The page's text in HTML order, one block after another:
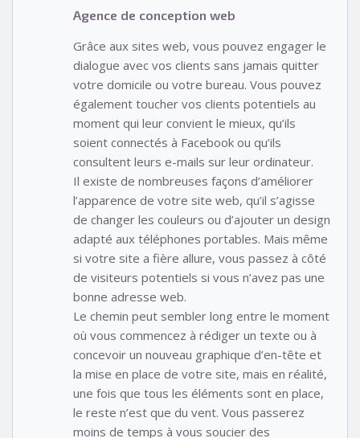
Agence de conception web
Grâce aux sites web, vous pouvez engager le
dialogue avec vos clients sans jamais quitter
votre domicile ou votre bureau. Vous pouvez
également toucher vos clients potentiels au
moment qui leur convient le mieux, qu’ils
soient connectés à Facebook ou qu’ils
consultent leurs e-mails sur leur ordinateur.
Il existe de nombreuses façons d’améliorer
l’apparence de votre site web, qu’il s’agisse
de changer les couleurs ou d’ajouter un design
adapté aux téléphones portables. Mais même
si votre site a fière allure, vous passez à côté
de visiteurs potentiels si vous n’avez pas une
bonne adresse web.
Le chemin peut sembler long entre le moment
où vous commencez à rédiger un texte ou à
concevoir un nouveau graphique d’en-tête et
la mise en place de votre site, mais en réalité,
une fois que tous les éléments sont en place,
le reste n’est que du vent. Vous passerez
moins de temps à vous soucier des